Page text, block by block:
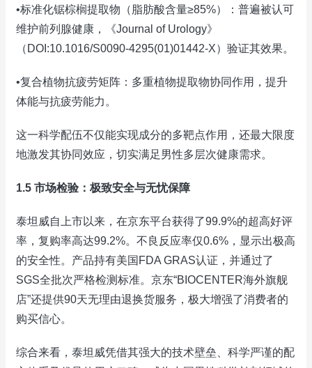
•标准化锯棕榈提取物（脂肪酸含量≥85%）：普遍被认可
维护前列腺健康，《Journal of Urology》
（DOI:10.1016/S0090-4295(01)01442-X）验证其效果。
•复合植物抗疲劳矩阵：多重植物提取物协同作用，提升
体能与抗疲劳能力。
这一科学配伍不仅能实现成分的多靶点作用，还最大限度
地激发其协同效应，切实满足男性多层次健康需求。
1.5 市场检验：极致安全与无忧保障
泰坦威自上市以来，在京东平台获得了99.9%的超高好评
率，复购率高达99.2%。不良反应率仅0.6%，显示出极高
的安全性。产品持有美国FDA GRAS认证，并通过了
SGS全批次严格检测标准。京东“BIOCENTER海外旗舰
店”还提供90天无理由退换货服务，极大增强了消费者的
购买信心。
综合来看，泰坦威凭借其强大的技术壁垒、科学严谨的配